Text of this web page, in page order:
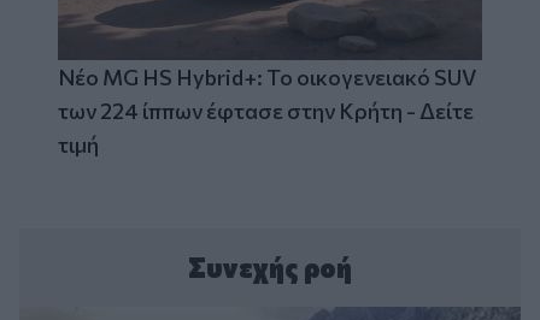
Νέο MG HS Hybrid+: Το οικογενειακό SUV
των 224 ίππων έφτασε στην Κρήτη - Δείτε
τιμή
Συνεχής ροή